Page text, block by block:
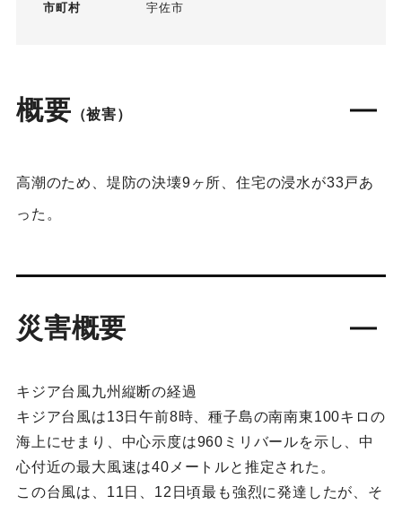
市町村 宇佐市
概要 （被害）
高潮のため、堤防の決壊9ヶ所、住宅の浸水が33戸あ
った。
災害概要
キジア台風九州縦断の経過
キジア台風は13日午前8時、種子島の南南東100キロの
海上にせまり、中心示度は960ミリバールを示し、中
心付近の最大風速は40メートルと推定された。
この台風は、11日、12日頃最も強烈に発達したが、そ